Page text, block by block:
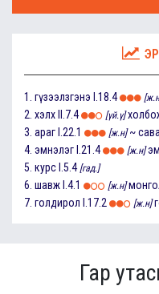
1. гүзээлзгэнэ I.18.4
2. хэлх II.7.4 [үй.ү]
3. араг I.22.1 [ж.н] ~
4. эмнэлэг I.21.4 [ж.н]
5. курс I.5.4 [гад.]
6. шавж I.4.1 [ж.н]
7. голдирол I.17.2 [ж.н]
Гар